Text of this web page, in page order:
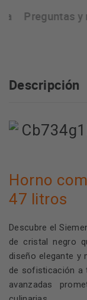
Preguntas y
Descripción
Horno
47 litros
Descubre el
de cristal negro
diseño elegante y
de sofisticación a
avanzadas